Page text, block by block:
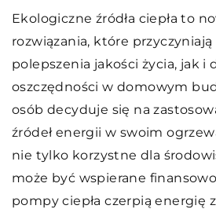
Ekologiczne źródła ciepła to
rozwiązania, które
polepszenia jakości życia, jak i
oszczędności w domowym
osób decyduje się na
źródeł energii w swoim
nie tylko korzystne dla
może być wspierane
pompy ciepła czerpią energię